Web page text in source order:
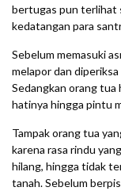
bertugas pun terlihat
kedatangan para
Sebelum memasuki
melapor dan
Sedangkan orang tua
hatinya hingga pintu
Tampak orang tua
karena rasa rindu
hilang, hingga tidak
tanah. Sebelum